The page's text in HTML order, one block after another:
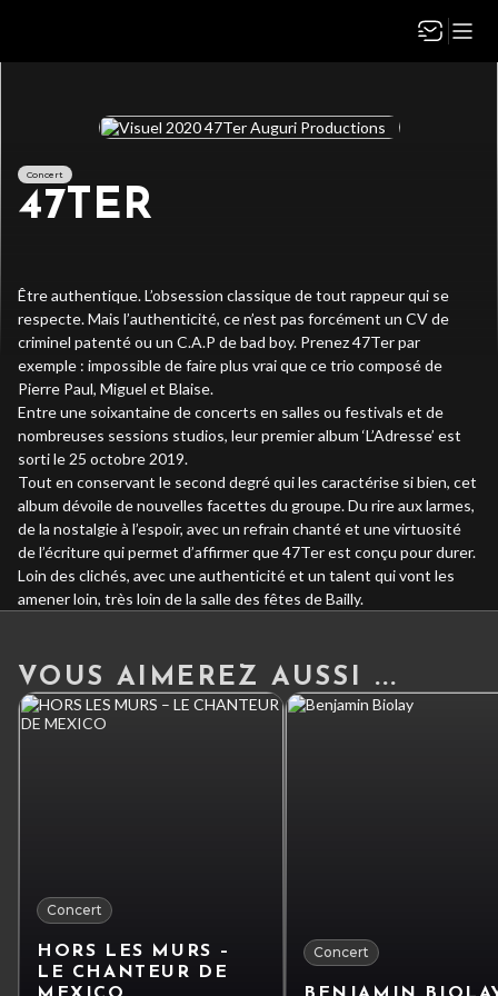
Concert
47TER
Être authentique. L’obsession classique de tout rappeur qui se
respecte. Mais l’authenticité, ce n’est pas forcément un CV de
criminel patenté ou un C.A.P debad boy. Prenez47Terpar
exemple : impossible de faire plus vrai que ce trio composé de
Pierre Paul, Miguel et Blaise.
Entre une soixantaine de concerts en salles ou festivals et de
nombreuses sessions studios, leur premier album ‘L’Adresse’ est
sorti le 25 octobre 2019.
Tout en conservant le second degré qui les caractérise si bien, cet
album dévoile de nouvelles facettes du groupe. Du rire aux larmes,
de la nostalgie à l’espoir, avec un refrain chanté et une virtuosité
de l’écriture qui permet d’affirmer que47Terest conçu pour durer.
Loin des clichés, avec une authenticité et un talent qui vont les
amener loin, très loin de la salle des fêtes de Bailly.
VOUS AIMEREZ AUSSI ...
Concert
HORS LES MURS –
LE CHANTEUR DE
Concert